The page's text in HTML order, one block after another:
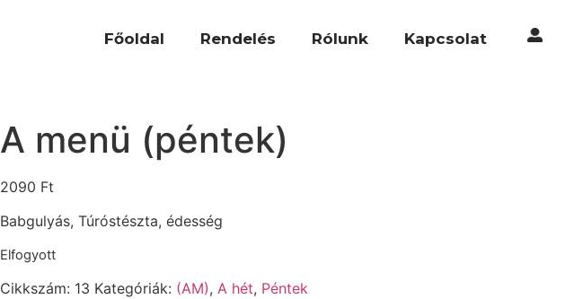
Főoldal Rendelés Rólunk Kapcsolat
A menü (péntek)
2090 Ft
Babgulyás, Túróstészta, édesség
Elfogyott
Cikkszám: 13 Kategóriák: (AM), A hét, Péntek